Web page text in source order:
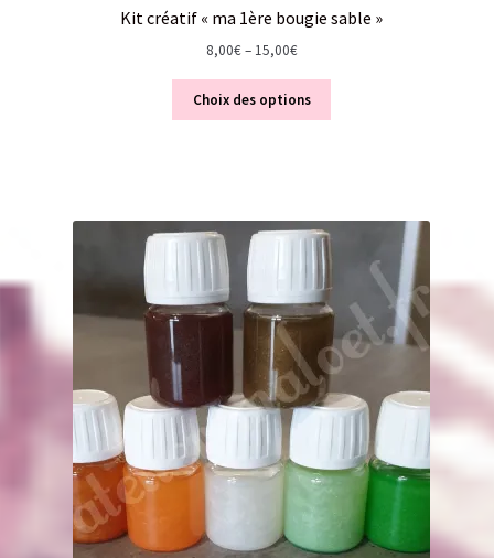
Kit créatif « ma 1ère bougie sable »
8,00€– 15,00€
Choix des options